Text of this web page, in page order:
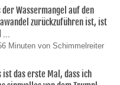
der Wassermangel auf den
zurückzuführen ist, ist
...
Minuten von Schimmelreiter
ist das erste Mal, dass ich